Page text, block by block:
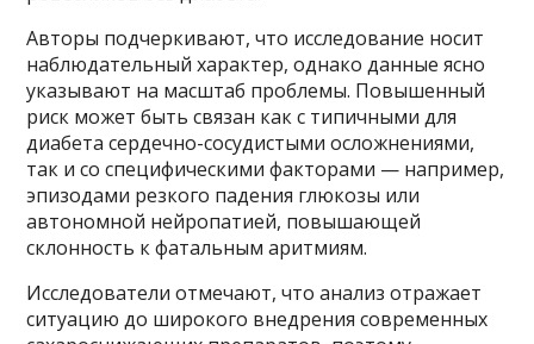
Авторы подчеркивают, что исследование носит
наблюдательный характер, однако данные ясно
указывают на масштаб проблемы. Повышенный
риск может быть связан как с типичными для
диабета сердечно-сосудистыми осложнениями,
так и со специфическими факторами — например,
эпизодами резкого падения глюкозы или
автономной нейропатией, повышающей
склонность к фатальным аритмиям.
Исследователи отмечают, что анализ отражает
ситуацию до широкого внедрения современных